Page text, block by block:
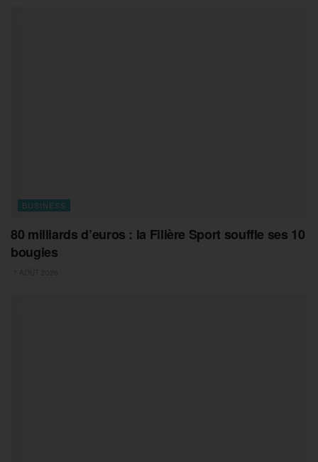
BUSINESS
80 milliards d’euros : la Filière Sport souffle ses 10
bougies